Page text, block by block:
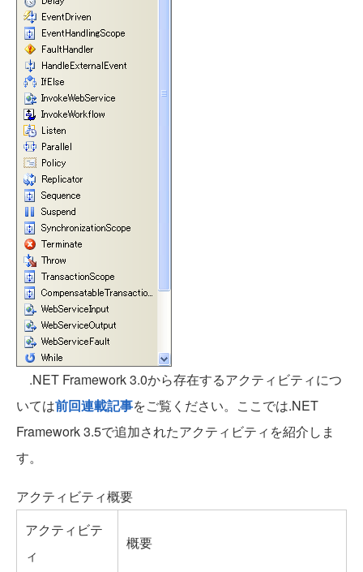
.NET Framework 3.0から存在するアクティビティにつ
いては前回連載記事をご覧ください。ここでは.NET
Framework 3.5で追加されたアクティビティを紹介しま
す。
アクティビティ概要
アクティビテ
ィ
概要